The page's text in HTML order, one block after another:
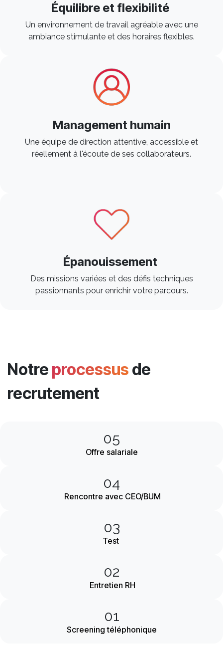
Équilibre et flexibilité
Un environnement de travail agréable avec une
ambiance stimulante et des horaires flexibles. ​
Management humain
Une équipe de direction attentive, accessible et
réellement à l'écoute de ses collaborateurs. ​
Épanouissement
Des missions variées et des défis techniques
passionnants pour enrichir votre parcours. ​
Notre processus de
recrutement
05
Offre salariale
04
Rencontre avec CEO/BUM
03
Test
02
Entretien RH
01
Screening téléphonique